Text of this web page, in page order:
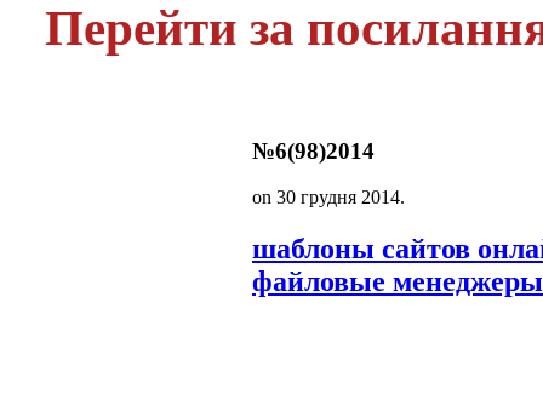
Перейти за
№6(98)2014
on 30 грудня 2014.
шаблоны сайтов
файловые